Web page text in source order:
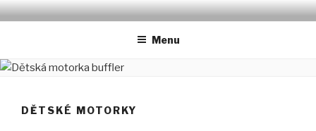
Přejít
k
webu
AUTODÍLY | ČTYŘKOLKY |
SKÚTRY | ELEKTROVOZÍTKA |
AUTOPŘÍVĚSY
Menu
DĚTSKÉ MOTORKY